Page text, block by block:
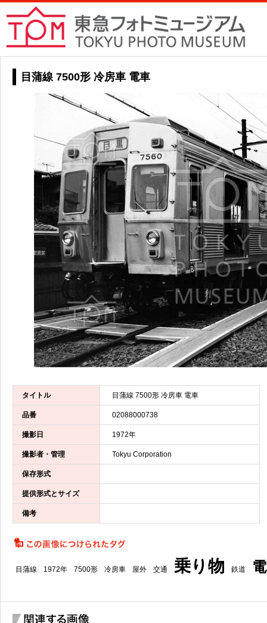
目蒲線 7500形 冷房車 電車
タイトル 目蒲線 7500形 冷房車 電車
品番 02088000738
撮影日 1972年
撮影者・管理 Tokyu Corporation
保存形式
提供形式とサイズ
備考
目蒲線 1972年 7500形 冷房車 屋外 交通 乗り物 鉄道